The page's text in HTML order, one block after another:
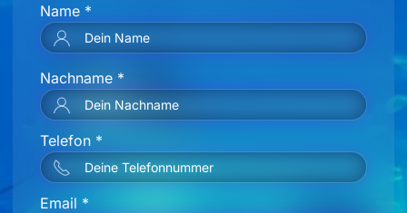
Preferencias
Estadística
Marketing
Name *
Nachname *
Telefon *
Email *